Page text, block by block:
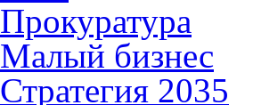
Прокуратура
Малый бизнес
Стратегия 2035